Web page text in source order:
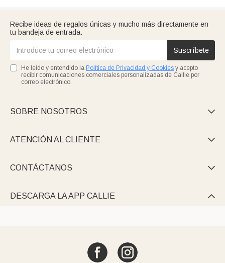
Recibe ideas de regalos únicas y mucho más directamente en
tu bandeja de entrada.
Suscríbete
He leído y entendido la Política de Privacidad y Cookies y acepto
recibir comunicaciones comerciales personalizadas de Callie por
correo electrónico.
SOBRE NOSOTROS 
ATENCIÓN AL CLIENTE 
CONTÁCTANOS 
DESCARGA LA APP CALLIE 